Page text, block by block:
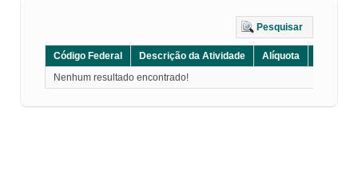
Pesquisar
Código Federal Descrição da Atividade Alíquota
Nenhum resultado encontrado!